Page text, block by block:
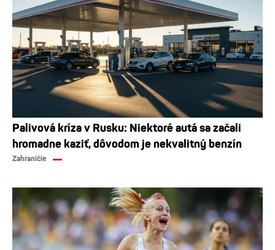
Palivová kríza v Rusku: Niektoré autá sa začali
hromadne kaziť, dôvodom je nekvalitný benzín
Zahraničie